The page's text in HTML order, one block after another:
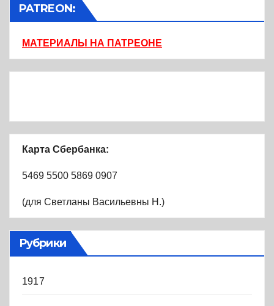
PATREON:
МАТЕРИАЛЫ НА ПАТРЕОНЕ
Карта Сбербанка:
5469 5500 5869 0907
(для Светланы Васильевны Н.)
Рубрики
1917